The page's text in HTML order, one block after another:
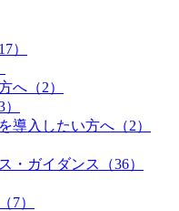
）
へ（2）
導入したい方へ（2）
・ガイダンス（36）
7）